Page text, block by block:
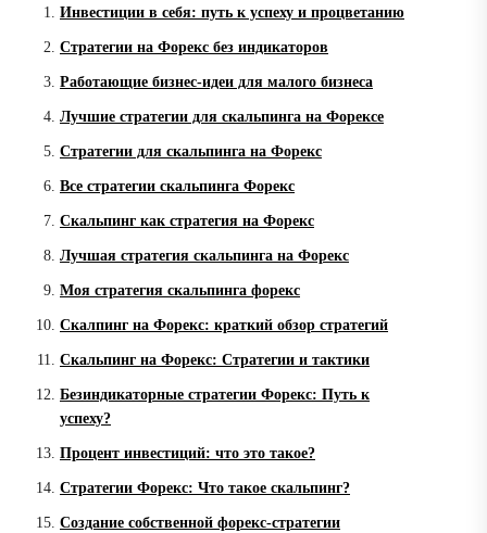
Инвестиции в себя: путь к успеху и процветанию
Стратегии на Форекс без индикаторов
Работающие бизнес-идеи для малого бизнеса
Лучшие стратегии для скальпинга на Форексе
Стратегии для скальпинга на Форекс
Все стратегии скальпинга Форекс
Скальпинг как стратегия на Форекс
Лучшая стратегия скальпинга на Форекс
Моя стратегия скальпинга форекс
Скалпинг на Форекс: краткий обзор стратегий
Скальпинг на Форекс: Стратегии и тактики
Безиндикаторные стратегии Форекс: Путь к
успеху?
Процент инвестиций: что это такое?
Стратегии Форекс: Что такое скальпинг?
Создание собственной форекс-стратегии